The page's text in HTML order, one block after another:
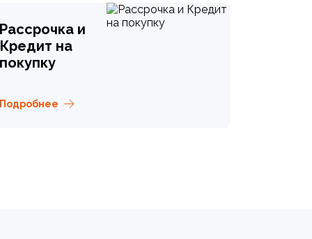
Рассрочка и
Кредит на
покупку
Подробнее